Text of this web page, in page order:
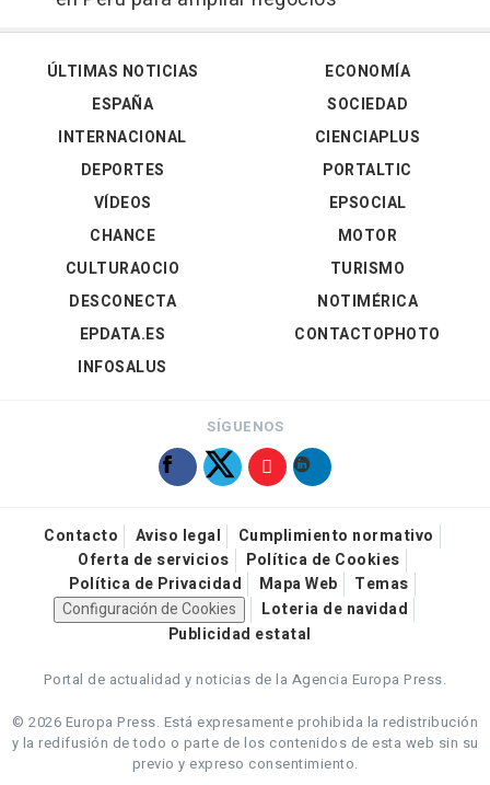
ÚLTIMAS NOTICIAS
ESPAÑA
INTERNACIONAL
DEPORTES
VÍDEOS
ECONOMÍA
SOCIEDAD
CIENCIAPLUS
PORTALTIC
EPSOCIAL
CHANCE
CULTURAOCIO
DESCONECTA
EPDATA.ES
INFOSALUS
MOTOR
TURISMO
NOTIMÉRICA
CONTACTOPHOTO
SÍGUENOS
Contacto Aviso legal
Cumplimiento normativo
Oferta de servicios
Política de Cookies
Política de Privacidad
Mapa Web
Temas
Configuración de Cookies
Loteria de navidad
Publicidad estatal
Portal de actualidad y noticias de la Agencia Europa Press.
© 2026 Europa Press. Está expresamente prohibida la redistribución
y la redifusión de todo o parte de los contenidos de esta web sin su
previo y expreso consentimiento.